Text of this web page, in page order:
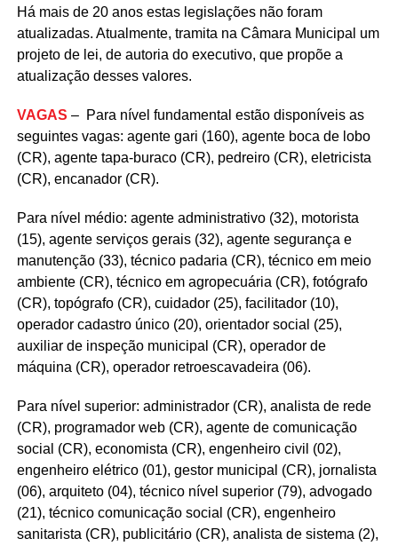
Há mais de 20 anos estas legislações não foram
atualizadas. Atualmente, tramita na Câmara Municipal um
projeto de lei, de autoria do executivo, que propõe a
atualização desses valores.
VAGAS – Para nível fundamental estão disponíveis as
seguintes vagas: agente gari (160), agente boca de lobo
(CR), agente tapa-buraco (CR), pedreiro (CR), eletricista
(CR), encanador (CR).
Para nível médio: agente administrativo (32), motorista
(15), agente serviços gerais (32), agente segurança e
manutenção (33), técnico padaria (CR), técnico em meio
ambiente (CR), técnico em agropecuária (CR), fotógrafo
(CR), topógrafo (CR), cuidador (25), facilitador (10),
operador cadastro único (20), orientador social (25),
auxiliar de inspeção municipal (CR), operador de
máquina (CR), operador retroescavadeira (06).
Para nível superior: administrador (CR), analista de rede
(CR), programador web (CR), agente de comunicação
social (CR), economista (CR), engenheiro civil (02),
engenheiro elétrico (01), gestor municipal (CR), jornalista
(06), arquiteto (04), técnico nível superior (79), advogado
(21), técnico comunicação social (CR), engenheiro
sanitarista (CR), publicitário (CR), analista de sistema (2),